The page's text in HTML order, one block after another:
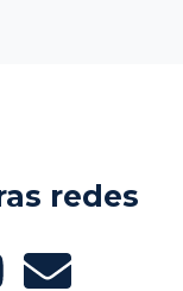
redes